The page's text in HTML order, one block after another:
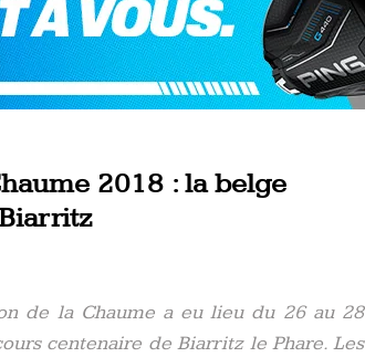
2018 : la belge
de la Chaume a eu lieu du 26 au 28
centenaire de Biarritz le Phare. Les